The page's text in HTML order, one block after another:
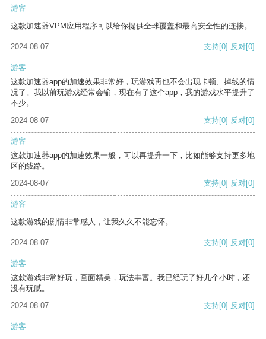
游客
这款加速器VPM应用程序可以给你提供全球覆盖和最高安全性的连接。
2024-08-07 支持[0] 反对[0]
游客
这款加速器app的加速效果非常好，玩游戏再也不会出现卡顿、掉线的情
况了。我以前玩游戏经常会输，现在有了这个app，我的游戏水平提升了
不少。
2024-08-07
支持[0] 反对[0]
游客
这款加速器app的加速效果一般，可以再提升一下，比如能够支持更多地
区的线路。
2024-08-07
支持[0] 反对[0]
游客
这款游戏的剧情非常感人，让我久久不能忘怀。
2024-08-07 支持[0] 反对[0]
游客
这款游戏非常好玩，画面精美，玩法丰富。我已经玩了好几个小时，还
没有玩腻。
2024-08-07
支持[0] 反对[0]
游客